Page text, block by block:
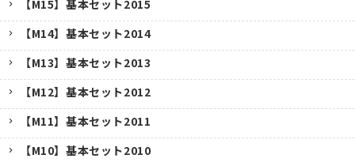
【M15】基本セット2015
【M14】基本セット2014
【M13】基本セット2013
【M12】基本セット2012
【M11】基本セット2011
【M10】基本セット2010